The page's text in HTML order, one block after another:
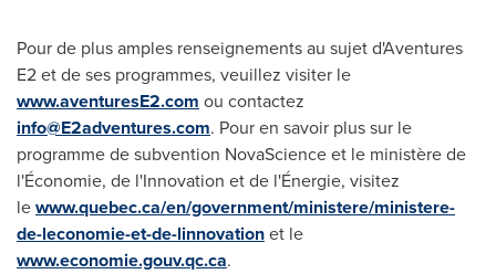
Pour de plus amples renseignements au sujet d'Aventures
E2 et de ses programmes, veuillez visiter le
www.aventuresE2.com ou contactez
info@E2adventures.com. Pour en savoir plus sur le
programme de subvention NovaScience et le ministère de
l'Économie, de l'Innovation et de l'Énergie, visitez
lewww.quebec.ca/en/government/ministere/ministere-
de-leconomie-et-de-linnovationet le
www.economie.gouv.qc.ca.